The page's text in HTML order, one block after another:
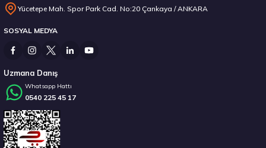
10.411,93 ₺
Stokta 2 Adet
Yücetepe Mah. Spor Park Cad. No:20 Çankaya / ANKARA
SOSYAL MEDYA
Uzmana Danış
Whatsapp Hattı
0540 225 45 17